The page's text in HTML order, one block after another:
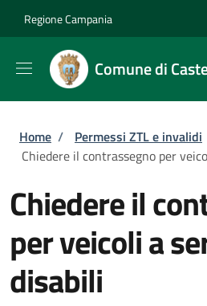
Regione Campania
Comune di
Briciole di pane
Home / Permessi ZTL e invalidi
Chiedere il contrassegno per
Chiedere il
per veicoli a
disabili